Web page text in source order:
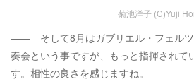
菊池洋子 (C)Yuji
―― そして8月はガブリエル・フェルツ
奏会という事ですが、もっと指揮されて
す。相性の良さを感じますね。